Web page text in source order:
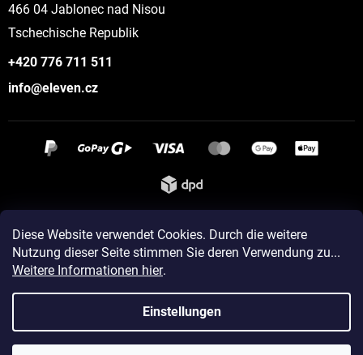
Diese Website verwendet Cookies. Durch die weitere
Nutzung dieser Seite stimmen Sie deren Verwendung zu...
Weitere Informationen hier.
Einstellungen
466 04 Jablonec nad Nisou
Tschechische Republik
+420 776 711 511
info@eleven.cz
Instagram
Erstellt von Shoptet
Copyright 2026ELEVEN sportswear. Alle Rechte vorbehalten.